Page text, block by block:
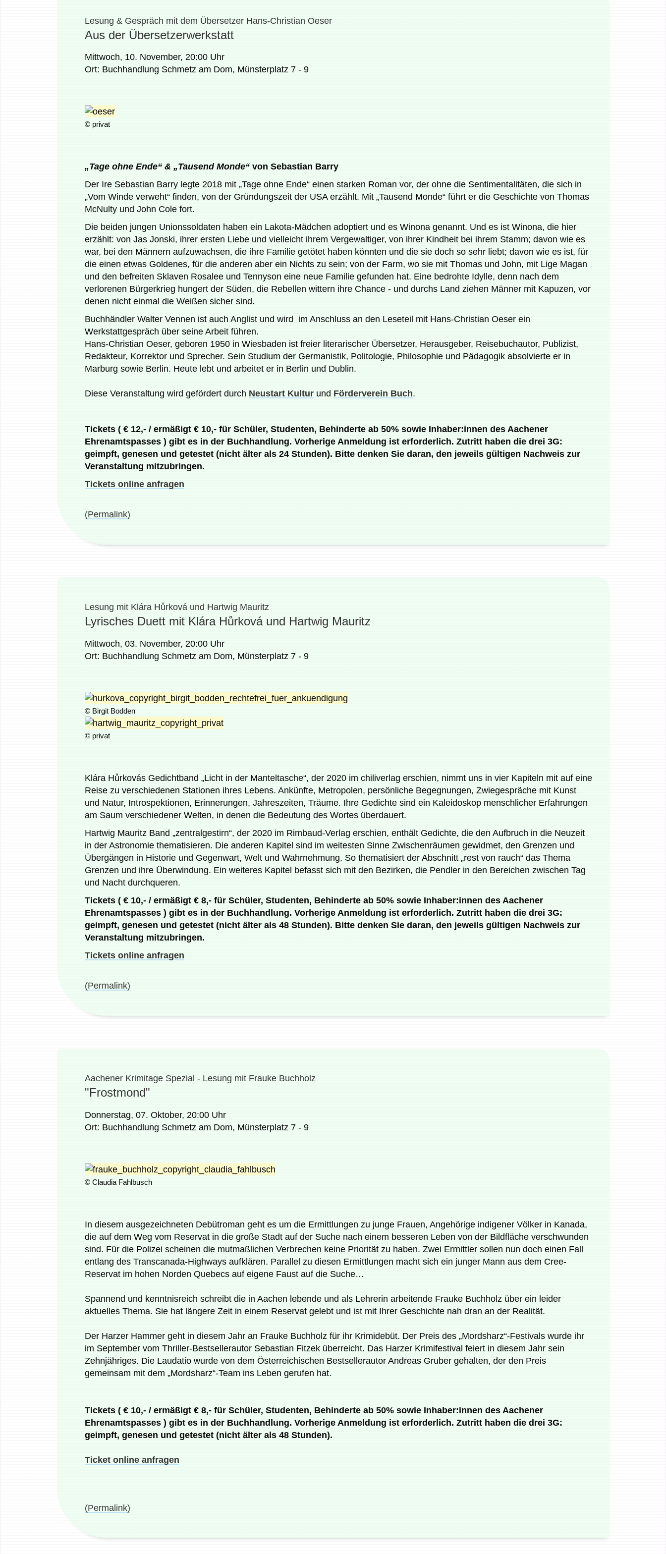
Lesung & Gespräch mit dem Übersetzer Hans-Christian Oeser
Aus der Übersetzerwerkstatt
Mittwoch, 10. November, 20:00 Uhr
Ort: Buchhandlung Schmetz am Dom, Münsterplatz 7 - 9
© privat
„Tage ohne Ende“ & „Tausend Monde“ von Sebastian Barry
Der Ire Sebastian Barry legte 2018 mit „Tage ohne Ende“ einen starken Roman vor, der ohne die Sentimentalitäten, die sich in
„Vom Winde verweht“ finden, von der Gründungszeit der USA erzählt. Mit „Tausend Monde“ führt er die Geschichte von Thomas
McNulty und John Cole fort.
Die beiden jungen Unionssoldaten haben ein Lakota-Mädchen adoptiert und es Winona genannt. Und es ist Winona, die hier
erzählt: von Jas Jonski, ihrer ersten Liebe und vielleicht ihrem Vergewaltiger, von ihrer Kindheit bei ihrem Stamm; davon wie es
war, bei den Männern aufzuwachsen, die ihre Familie getötet haben könnten und die sie doch so sehr liebt; davon wie es ist, für
die einen etwas Goldenes, für die anderen aber ein Nichts zu sein; von der Farm, wo sie mit Thomas und John, mit Lige Magan
und den befreiten Sklaven Rosalee und Tennyson eine neue Familie gefunden hat. Eine bedrohte Idylle, denn nach dem
verlorenen Bürgerkrieg hungert der Süden, die Rebellen wittern ihre Chance - und durchs Land ziehen Männer mit Kapuzen, vor
denen nicht einmal die Weißen sicher sind.
Buchhändler Walter Vennen ist auch Anglist und wird im Anschluss an den Leseteil mit Hans-Christian Oeser ein
Werkstattgespräch über seine Arbeit führen.
Hans-Christian Oeser, geboren 1950 in Wiesbaden ist freier literarischer Übersetzer, Herausgeber, Reisebuchautor, Publizist,
Redakteur, Korrektor und Sprecher. Sein Studium der Germanistik, Politologie, Philosophie und Pädagogik absolvierte er in
Marburg sowie Berlin. Heute lebt und arbeitet er in Berlin und Dublin.
Diese Veranstaltung wird gefördert durch Neustart Kultur und Förderverein Buch.
Tickets ( € 12,- / ermäßigt € 10,- für Schüler, Studenten, Behinderte ab 50% sowie Inhaber:innen des Aachener
Ehrenamtspasses ) gibt es in der Buchhandlung. Vorherige Anmeldung ist erforderlich. Zutritt haben die drei 3G:
geimpft, genesen und getestet (nicht älter als 24 Stunden). Bitte denken Sie daran, den jeweils gültigen Nachweis zur
Veranstaltung mitzubringen.
Tickets online anfragen
(Permalink)
Lesung mit Klára Hůrková und Hartwig Mauritz
Lyrisches Duett mit Klára Hůrková und Hartwig Mauritz
Mittwoch, 03. November, 20:00 Uhr
Ort: Buchhandlung Schmetz am Dom, Münsterplatz 7 - 9
© Birgit Bodden
© privat
Klára Hůrkovás Gedichtband „Licht in der Manteltasche“, der 2020 im chiliverlag erschien, nimmt uns in vier Kapiteln mit auf eine
Reise zu verschiedenen Stationen ihres Lebens. Ankünfte, Metropolen, persönliche Begegnungen, Zwiegespräche mit Kunst
und Natur, Introspektionen, Erinnerungen, Jahreszeiten, Träume. Ihre Gedichte sind ein Kaleidoskop menschlicher Erfahrungen
am Saum verschiedener Welten, in denen die Bedeutung des Wortes überdauert.
Hartwig Mauritz Band „zentralgestirn“, der 2020 im Rimbaud-Verlag erschien, enthält Gedichte, die den Aufbruch in die Neuzeit
in der Astronomie thematisieren. Die anderen Kapitel sind im weitesten Sinne Zwischenräumen gewidmet, den Grenzen und
Übergängen in Historie und Gegenwart, Welt und Wahrnehmung. So thematisiert der Abschnitt „rest von rauch“ das Thema
Grenzen und ihre Überwindung. Ein weiteres Kapitel befasst sich mit den Bezirken, die Pendler in den Bereichen zwischen Tag
und Nacht durchqueren.
Tickets ( € 10,- / ermäßigt € 8,- für Schüler, Studenten, Behinderte ab 50% sowie Inhaber:innen des Aachener
Ehrenamtspasses ) gibt es in der Buchhandlung. Vorherige Anmeldung ist erforderlich. Zutritt haben die drei 3G:
geimpft, genesen und getestet (nicht älter als 48 Stunden). Bitte denken Sie daran, den jeweils gültigen Nachweis zur
Veranstaltung mitzubringen.
Tickets online anfragen
(Permalink)
Aachener Krimitage Spezial - Lesung mit Frauke Buchholz
"Frostmond"
Donnerstag, 07. Oktober, 20:00 Uhr
Ort: Buchhandlung Schmetz am Dom, Münsterplatz 7 - 9
© Claudia Fahlbusch
In diesem ausgezeichneten Debütroman geht es um die Ermittlungen zu junge Frauen, Angehörige indigener Völker in Kanada,
die auf dem Weg vom Reservat in die große Stadt auf der Suche nach einem besseren Leben von der Bildfläche verschwunden
sind. Für die Polizei scheinen die mutmaßlichen Verbrechen keine Priorität zu haben. Zwei Ermittler sollen nun doch einen Fall
entlang des Transcanada-Highways aufklären. Parallel zu diesen Ermittlungen macht sich ein junger Mann aus dem Cree-
Reservat im hohen Norden Quebecs auf eigene Faust auf die Suche…
Spannend und kenntnisreich schreibt die in Aachen lebende und als Lehrerin arbeitende Frauke Buchholz über ein leider
aktuelles Thema. Sie hat längere Zeit in einem Reservat gelebt und ist mit Ihrer Geschichte nah dran an der Realität.
Der Harzer Hammer geht in diesem Jahr an Frauke Buchholz für ihr Krimidebüt. Der Preis des „Mordsharz“-Festivals wurde ihr
im September vom Thriller-Bestsellerautor Sebastian Fitzek überreicht. Das Harzer Krimifestival feiert in diesem Jahr sein
Zehnjähriges. Die Laudatio wurde von dem Österreichischen Bestsellerautor Andreas Gruber gehalten, der den Preis
gemeinsam mit dem „Mordsharz“-Team ins Leben gerufen hat.
Tickets ( € 10,- / ermäßigt € 8,- für Schüler, Studenten, Behinderte ab 50% sowie Inhaber:innen des Aachener
Ehrenamtspasses ) gibt es in der Buchhandlung. Vorherige Anmeldung ist erforderlich. Zutritt haben die drei 3G:
geimpft, genesen und getestet (nicht älter als 48 Stunden).
Ticket online anfragen
(Permalink)